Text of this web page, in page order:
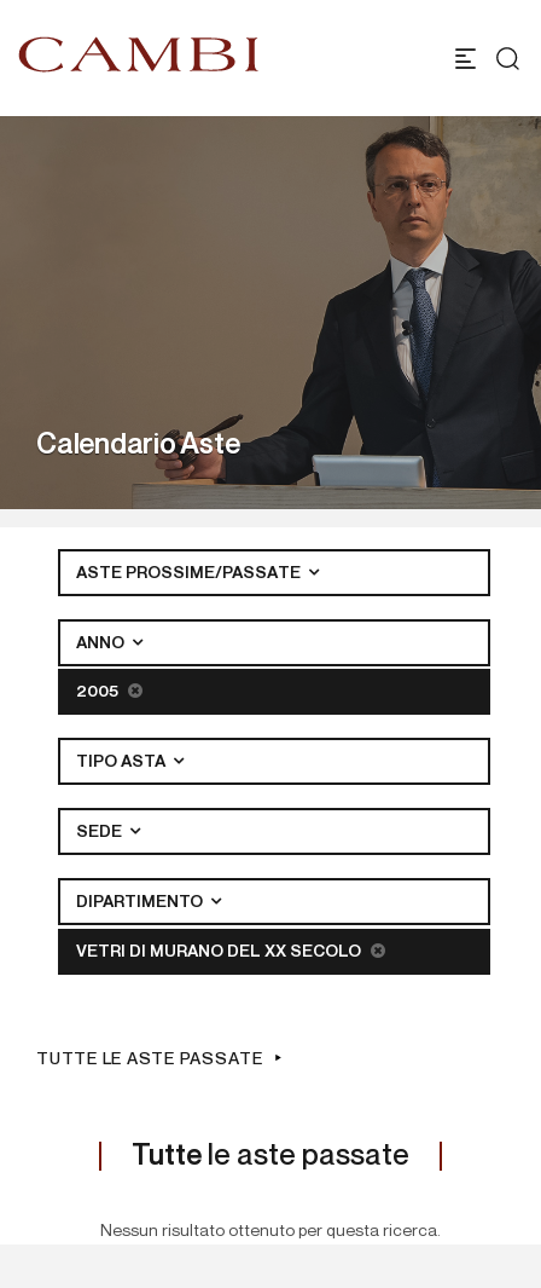
Calendario Aste
ASTE PROSSIME/PASSATE
ANNO
2005
TIPO ASTA
SEDE
DIPARTIMENTO
VETRI DI MURANO DEL XX SECOLO
TUTTE LE ASTE PASSATE
Tutte le aste passate
Nessun risultato ottenuto per questa ricerca.